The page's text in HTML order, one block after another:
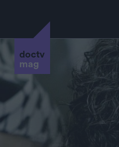
doctv
mag